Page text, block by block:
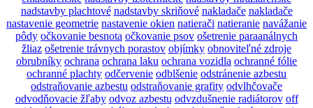
nadstavby plachtové nadstavby skriňové nakladače nakladače
nastavenie geometrie nastavenie okien natierači natieranie navážanie
pôdy očkovanie besnota očkovanie psov ošetrenie paraanálnych
žliaz ošetrenie trávnych porastov objímky obnoviteľné zdroje
obrubníky ochrana ochrana laku ochrana vozidla ochranné fólie
ochranné plachty odčervenie odblšenie odstránenie azbestu
odstraňovanie azbestu odstraňovanie grafity odvlhčovače
odvodňovacie žľaby odvoz azbestu odvzdušnenie radiátorov off